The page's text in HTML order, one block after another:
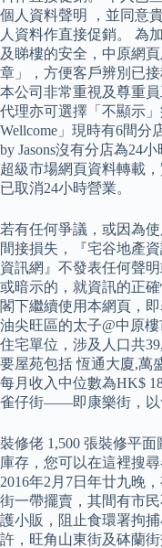
個人資料聲明 ，並同意
人資料作直接促銷。 為
及睇樓的安全，中原網
章」，方便客戶辨別已
本公司非常重視及尊重
代理亦可選擇「不顯示
Wellcome」現時有6間分
by Jasons沒有分店為24
超級市場網頁資料轉載
已取消24小時營業。
若有任何爭議，或因為
間接損失，『宅谷地產
資訊網』不發表任何聲
或暗示的，就資訊的正
閣下繼續使用本網頁，
油尖旺區的太子@中原
住宅單位，涉及人口共
要屋苑包括 恆通大廈,萬
每月收入中位數為HK$
雀仔街——即康樂街，以
裝修佬 1,500 張裝修平
庫存，您可以在這裡搜
2016年2月7日年廿九晚
街一帶擺賣，其間有市
護小販，阻止食環署拘
許，旺角山東街及砵蘭